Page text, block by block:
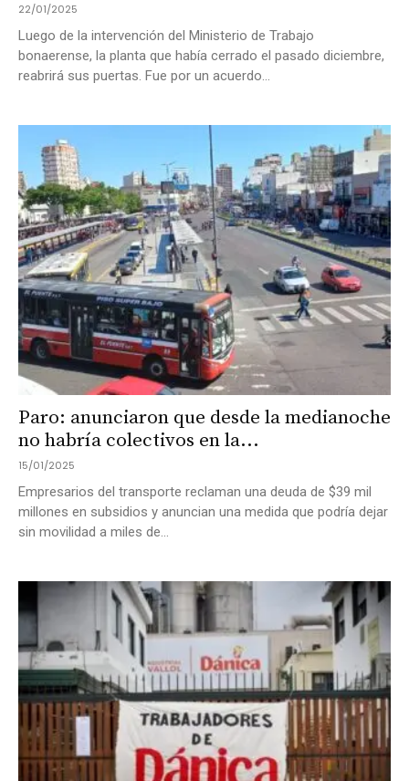
22/01/2025
Luego de la intervención del Ministerio de Trabajo
bonaerense, la planta que había cerrado el pasado diciembre,
reabrirá sus puertas. Fue por un acuerdo...
Paro: anunciaron que desde la medianoche
no habría colectivos en la...
15/01/2025
Empresarios del transporte reclaman una deuda de $39 mil
millones en subsidios y anuncian una medida que podría dejar
sin movilidad a miles de...